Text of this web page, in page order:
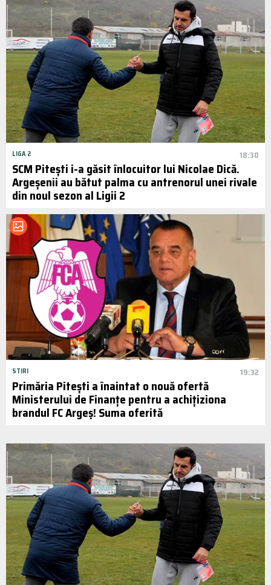
LIGA 2 18:30
SCM Pitești i-a găsit înlocuitor lui Nicolae Dică.
Argeșenii au bătut palma cu antrenorul unei rivale
din noul sezon al Ligii 2
STIRI 19:32
Primăria Pitești a înaintat o nouă ofertă
Ministerului de Finanțe pentru a achițiziona
brandul FC Argeș! Suma oferită